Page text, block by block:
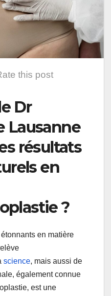
this post
Dr
Lausanne
résultats
en
?
en matière
science, mais aussi de
également connue
est une